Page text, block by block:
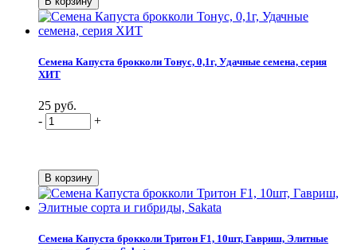
Семена Капуста брокколи Тонус, 0,1г, Удачные семена, серия
ХИТ
25 руб.
-
+
Семена Капуста брокколи Тритон F1, 10шт, Гавриш, Элитные